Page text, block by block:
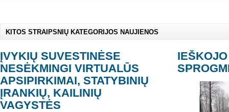
KITOS STRAIPSNIŲ KATEGORIJOS NAUJIENOS
ĮVYKIŲ SUVESTINĖSE
NESĖKMINGI VIRTUALŪS
APSIPIRKIMAI, STATYBINIŲ
ĮRANKIŲ, KAILINIŲ
VAGYSTĖS